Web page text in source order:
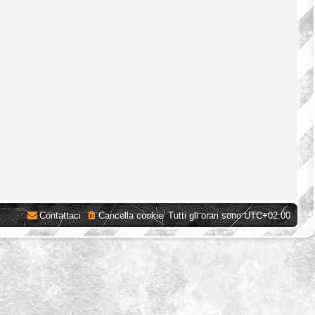
Tutti gli orari sonoUTC+02:00
Cancella cookie
Contattaci